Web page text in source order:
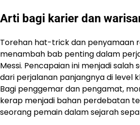
Arti bagi karier dan
Torehan hat-trick dan penyamaan
menambah bab penting dalam
Messi. Pencapaian ini menjadi
dari perjalanan panjangnya di level
Bagi penggemar dan pengamat,
kerap menjadi bahan perdebatan
seorang pemain dalam sejarah